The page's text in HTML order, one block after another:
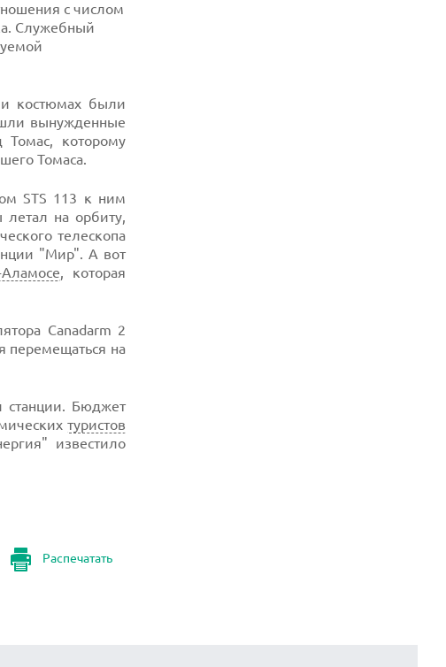
с числом
Служебный
костюмах были
вынужденные
Томас, которому
Томаса.
STS 113 к ним
на орбиту,
телескопа
"Мир". А вот
Аламосе, которая
Canadarm 2
перемещаться на
станции. Бюджет
туристов
известило
Распечатать